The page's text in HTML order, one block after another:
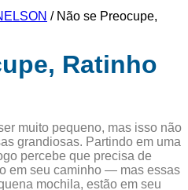
/ Não se Preocupe,
Ratinho
muito pequeno, mas isso não
grandiosas. Partindo em uma
percebe que precisa de
em seu caminho ― mas essas
mochila, estão em seu